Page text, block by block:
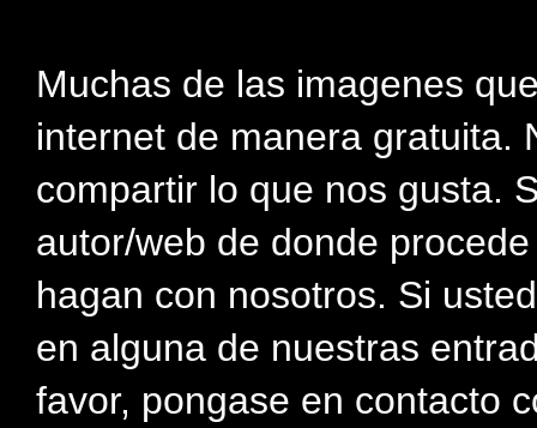
Muchas de las imagenes
internet de manera gratuita.
compartir lo que nos gusta.
autor/web de donde
hagan con nosotros. Si
en alguna de nuestras
favor, pongase en contacto